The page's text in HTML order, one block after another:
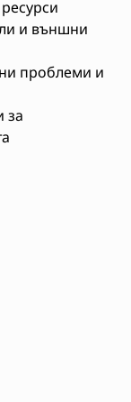
и външни
проблеми и
за